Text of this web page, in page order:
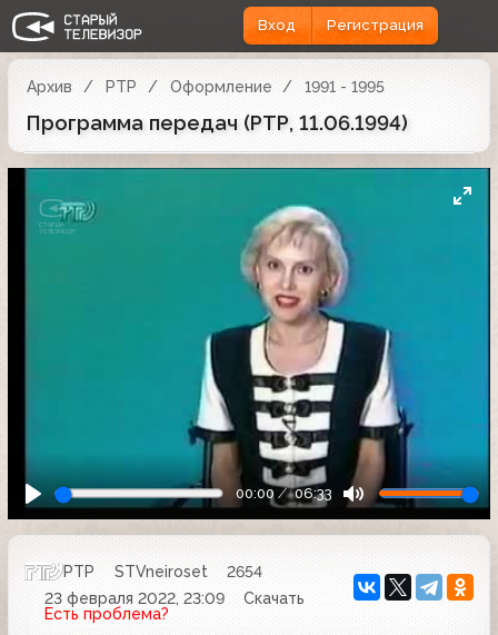
Вход Регистрация
Архив РТР Оформление 1991 - 1995
Программа передач (РТР, 11.06.1994)
00:00 06:33
РТР STVneiroset
2654
23 февраля 2022, 23:09
Скачать
Есть проблема?